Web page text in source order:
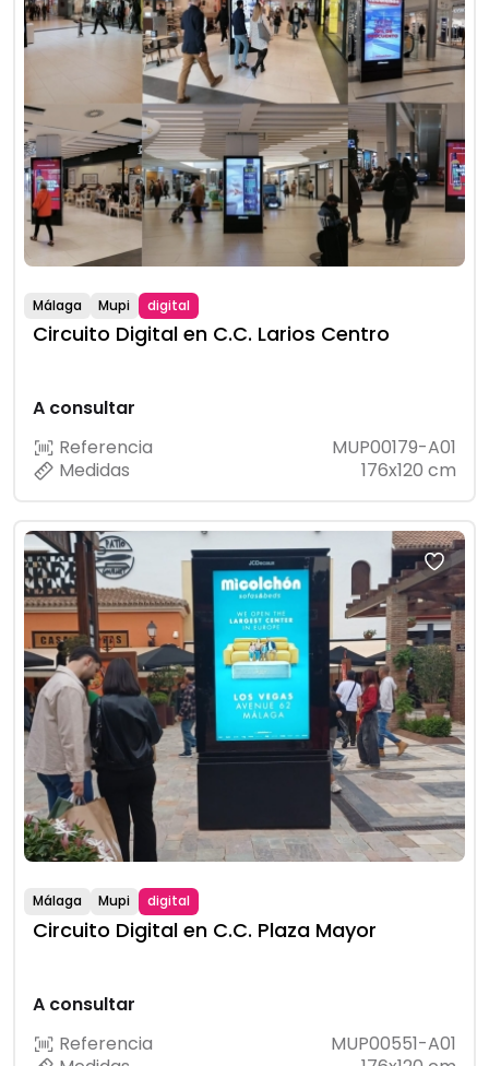
Málaga Mupi digital
Circuito Digital en C.C. Larios Centro
A consultar
Referencia
MUP00179-A01
Medidas
176x120 cm
Málaga Mupi digital
Circuito Digital en C.C. Plaza Mayor
A consultar
Referencia
MUP00551-A01